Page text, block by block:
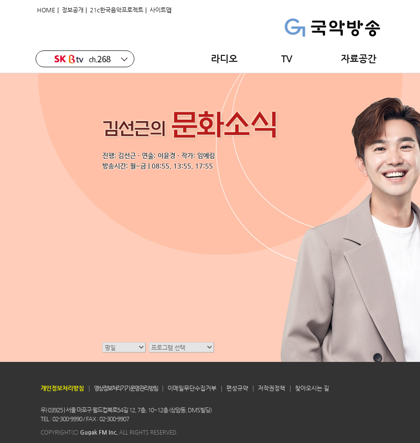
HOME | 정보공개 | 21c한국음악프로젝트 | 사이트맵
라디오 TV 자료공간
진행: 김선근 · 연출: 이윤경 · 작가: 임예림
방송시간: 월~금 | 08:55, 13:55, 17:55
개인정보처리방침 영상정보처리기기 운영 관리 방침 이메일무단수집거부 편성규약 저작권정책 찾아오시는 길
우) 03925 | 서울 마포구 월드컵북로54길 12, 7층, 10~12층 (상암동, DMS빌딩)
TEL : 02-300-9990 / FAX : 02-300-9907
COPYRIGHT(C) Gugak FM Inc. ALL RIGHTS RESERVED.